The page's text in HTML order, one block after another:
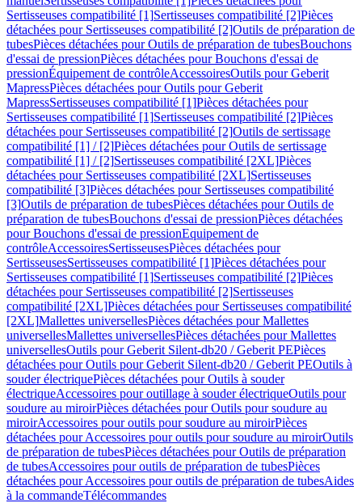
Sertisseuses compatibilité [1]Sertisseuses compatibilité [2]Pièces
détachées pour Sertisseuses compatibilité [2]Outils de préparation de
tubesPièces détachées pour Outils de préparation de tubesBouchons
d'essai de pressionPièces détachées pour Bouchons d'essai de
pressionÉquipement de contrôleAccessoiresOutils pour Geberit
MapressPièces détachées pour Outils pour Geberit
MapressSertisseuses compatibilité [1]Pièces détachées pour
Sertisseuses compatibilité [1]Sertisseuses compatibilité [2]Pièces
détachées pour Sertisseuses compatibilité [2]Outils de sertissage
compatibilité [1] / [2]Pièces détachées pour Outils de sertissage
compatibilité [1] / [2]Sertisseuses compatibilité [2XL]Pièces
détachées pour Sertisseuses compatibilité [2XL]Sertisseuses
compatibilité [3]Pièces détachées pour Sertisseuses compatibilité
[3]Outils de préparation de tubesPièces détachées pour Outils de
préparation de tubesBouchons d'essai de pressionPièces détachées
pour Bouchons d'essai de pressionEquipement de
contrôleAccessoiresSertisseusesPièces détachées pour
SertisseusesSertisseuses compatibilité [1]Pièces détachées pour
Sertisseuses compatibilité [1]Sertisseuses compatibilité [2]Pièces
détachées pour Sertisseuses compatibilité [2]Sertisseuses
compatibilité [2XL]Pièces détachées pour Sertisseuses compatibilité
[2XL]Mallettes universellesPièces détachées pour Mallettes
universellesMallettes universellesPièces détachées pour Mallettes
universellesOutils pour Geberit Silent-db20 / Geberit PEPièces
détachées pour Outils pour Geberit Silent-db20 / Geberit PEOutils à
souder électriquePièces détachées pour Outils à souder
électriqueAccessoires pour outillage à souder électriqueOutils pour
soudure au miroirPièces détachées pour Outils pour soudure au
miroirAccessoires pour outils pour soudure au miroirPièces
détachées pour Accessoires pour outils pour soudure au miroirOutils
de préparation de tubesPièces détachées pour Outils de préparation
de tubesAccessoires pour outils de préparation de tubesPièces
détachées pour Accessoires pour outils de préparation de tubesAides
à la commandeTélécommandes